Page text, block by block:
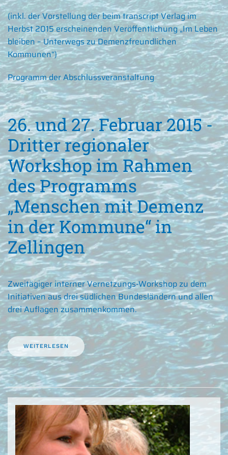
(inkl. der Vorstellung der beim transcript Verlag im
Herbst 2015 erscheinenden Veröffentlichung „Im Leben
bleiben – Unterwegs zu Demenzfreundlichen
Kommunen“)
Programm der Abschlussveranstaltung
26. und 27. Februar 2015 -
Dritter regionaler
Workshop im Rahmen
des Programms
„Menschen mit Demenz
in der Kommune“ in
Zellingen
Zweitägiger interner Vernetzungs-Workshop zu dem
Initiativen aus drei südlichen Bundesländern und allen
drei Auflagen zusammenkommen.
WEITERLESEN